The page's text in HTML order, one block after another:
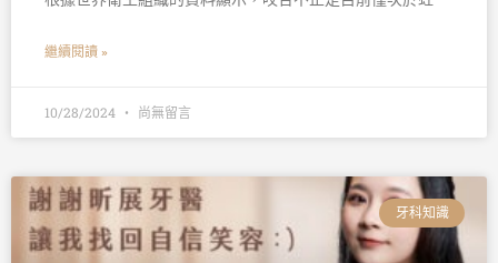
繼續閱讀 »
10/28/2024 尚無留言
牙科知識